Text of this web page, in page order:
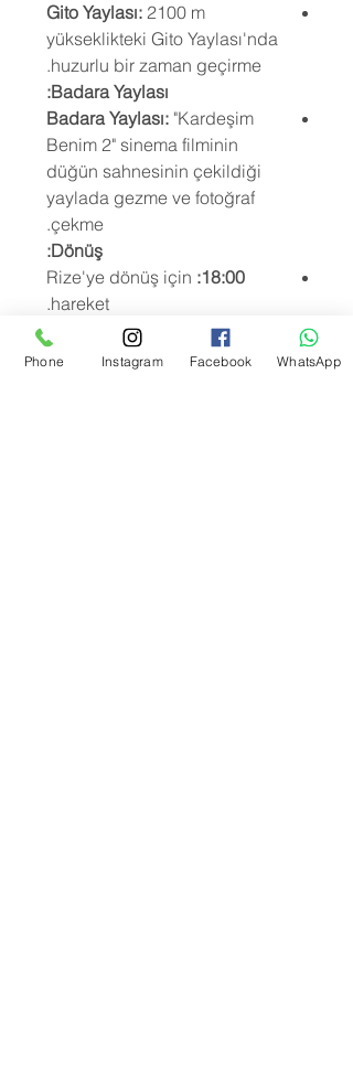
Gito Yaylası: 2100 m
yükseklikteki Gito Yaylası'nda
huzurlu bir zaman geçirme.
Badara Yaylası:
Badara Yaylası: "Kardeşim
Benim 2" sinema filminin
düğün sahnesinin çekildiği
yaylada gezme ve fotoğraf
çekme.
Dönüş:
18:00:
Rize'ye dönüş için
hareket.
Phone Instagram Facebook WhatsApp